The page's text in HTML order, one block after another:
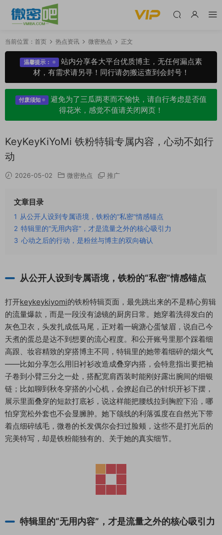
当前位置： 首页 热点资讯 微密热点 正文
温馨提示：
站内分享各大平台优质博主，无任何漏点素
材，有需求请另寻！同行请勿搬运查到会封号！
付废须知
避免为了三瓜两枣而不愉快，请自行考虑是否值
得花米，感觉不值请关闭网页！
KeyKeyKiYoMi 铁粉特辑专属内容，心动不如行
动
2026-05-02 微密热点 推广
文章目录
1 从公开人设到专属语境，铁粉的“私密”情感锚点
2 特辑里的“无用内容”，才是流量之外的核心吸引力
3 心动之后的行动，是粉丝与博主的双向确认
从公开人设到专属语境，铁粉的“私密”情感锚点
打开keykeykiyomi的铁粉特辑页面，最先跳出来的不是精心剪辑
的流量爆款，而是一段没有滤镜的厨房日常。她穿着洗得发白的
灰色卫衣，头发扎成低马尾，正对着一碗溏心蛋皱眉，说自己今
天煮的蛋总是达不到想要的流心程度。和公开账号里那个踩着细
高跟、妆容精致的穿搭博主不同，特辑里的她带着细碎的烟火气
——比如分享怎么用旧衬衫改造成叠穿内搭，会特意指出要把袖
子卷到小臂三分之一处，搭配宽肩西装时能刚好露出腕间的细银
链；比如聊到秋冬穿搭的小心机，会撩起自己的针织开衫下摆，
展示里面叠穿的短款打底衫，说这样能把腰线拉到胸腔下沿，哪
怕穿宽松外套也不会显臃肿。她下颌线的利落弧度在自然光下带
着点细碎绒毛，微卷的长发偶尔会扫过脸颊，这些不是打光后的
完美特写，却是铁粉能独有的、关于她的真实细节。
特辑里的“无用内容”，才是流量之外的核心吸引力